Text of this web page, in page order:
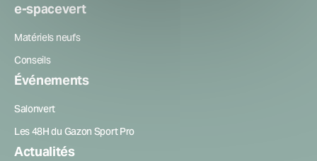
e-spacevert
Matériels neufs
Conseils
Événements
Salonvert
Les 48H du Gazon Sport Pro
Actualités